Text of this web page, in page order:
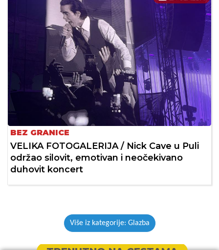
BEZ GRANICE
VELIKA FOTOGALERIJA / Nick Cave u Puli
održao silovit, emotivan i neočekivano
duhovit koncert
Više iz kategorije: Glazba